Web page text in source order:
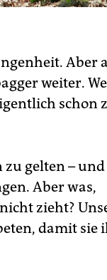
Aber
weiter.
schon
zu gelten – und
Aber was,
zieht?
damit sie